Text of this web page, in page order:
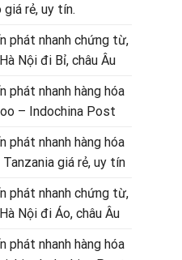
rẻ, uy tín.
phát nhanh chứng từ,
Nội đi Bỉ, châu Âu
phát nhanh hàng hóa
– Indochina Post
phát nhanh hàng hóa
giá rẻ, uy tín
phát nhanh chứng từ,
Nội đi Áo, châu Âu
phát nhanh hàng hóa